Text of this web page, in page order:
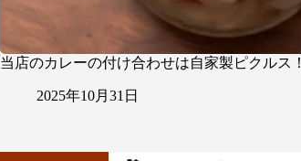
当店のカレーの付け合わせは自家製ピクルス！
2025年10月31日